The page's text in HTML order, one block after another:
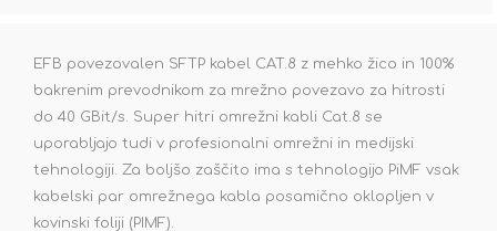
EFB povezovalen SFTP kabel CAT.8 z mehko žico in 100%
bakrenim prevodnikom za mrežno povezavo za hitrosti
do 40 GBit/s. Super hitri omrežni kabli Cat.8 se
uporabljajo tudi v profesionalni omrežni in medijski
tehnologiji. Za boljšo zaščito ima s tehnologijo PiMF vsak
kabelski par omrežnega kabla posamično oklopljen v
kovinski foliji (PIMF).